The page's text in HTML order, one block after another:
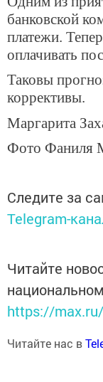
банковской
платежи.
оплачивать
Таковы
коррективы.
Маргарита
Фото Фаниля
Следите за
Telegram-
Читайте
https://
Читайте нас в